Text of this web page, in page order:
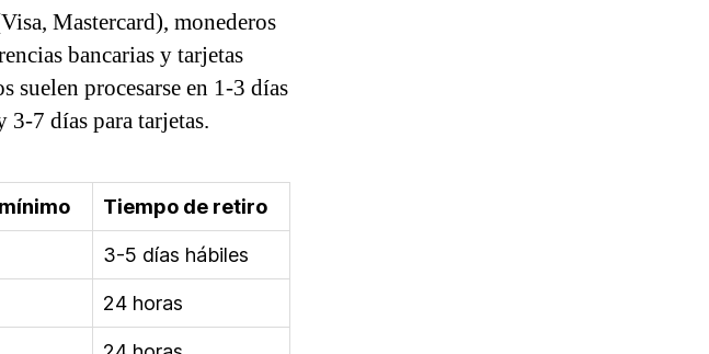
Mastercard), monederos
bancarias y tarjetas
suelen procesarse en 1-3 días
3-7 días para tarjetas.
Tiempo de retiro
3-5 días hábiles
24 horas